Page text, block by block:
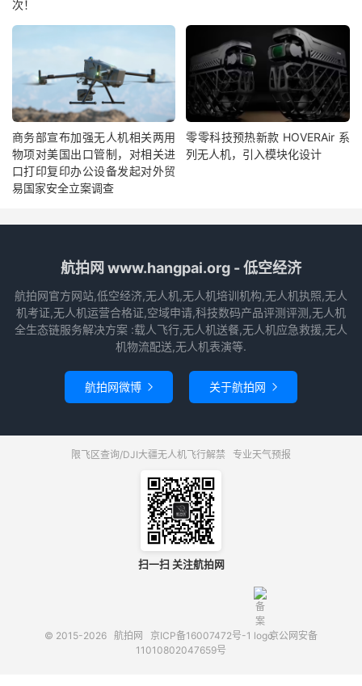
次！
商务部宣布加强无人机相关两用
物项对美国出口管制，对相关进
口打印复印办公设备发起对外贸
易国家安全立案调查
零零科技预热新款 HOVERAir 系
列无人机，引入模块化设计
航拍网 www.hangpai.org - 低空经济
航拍网官方网站,低空经济,无人机,无人机培训机构,无人机执照,无人
机考证,无人机运营合格证,空域申请,科技数码产品评测评测,无人机
全生态链服务解决方案 :载人飞行,无人机送餐,无人机应急救援,无人
机物流配送,无人机表演等.
航拍网微博  关于航拍网 
限飞区查询/DJI大疆无人机飞行解禁 专业天气预报
扫一扫 关注航拍网
© 2015-2026 航拍网 京ICP备16007472号-1
京公网安备
11010802047659号